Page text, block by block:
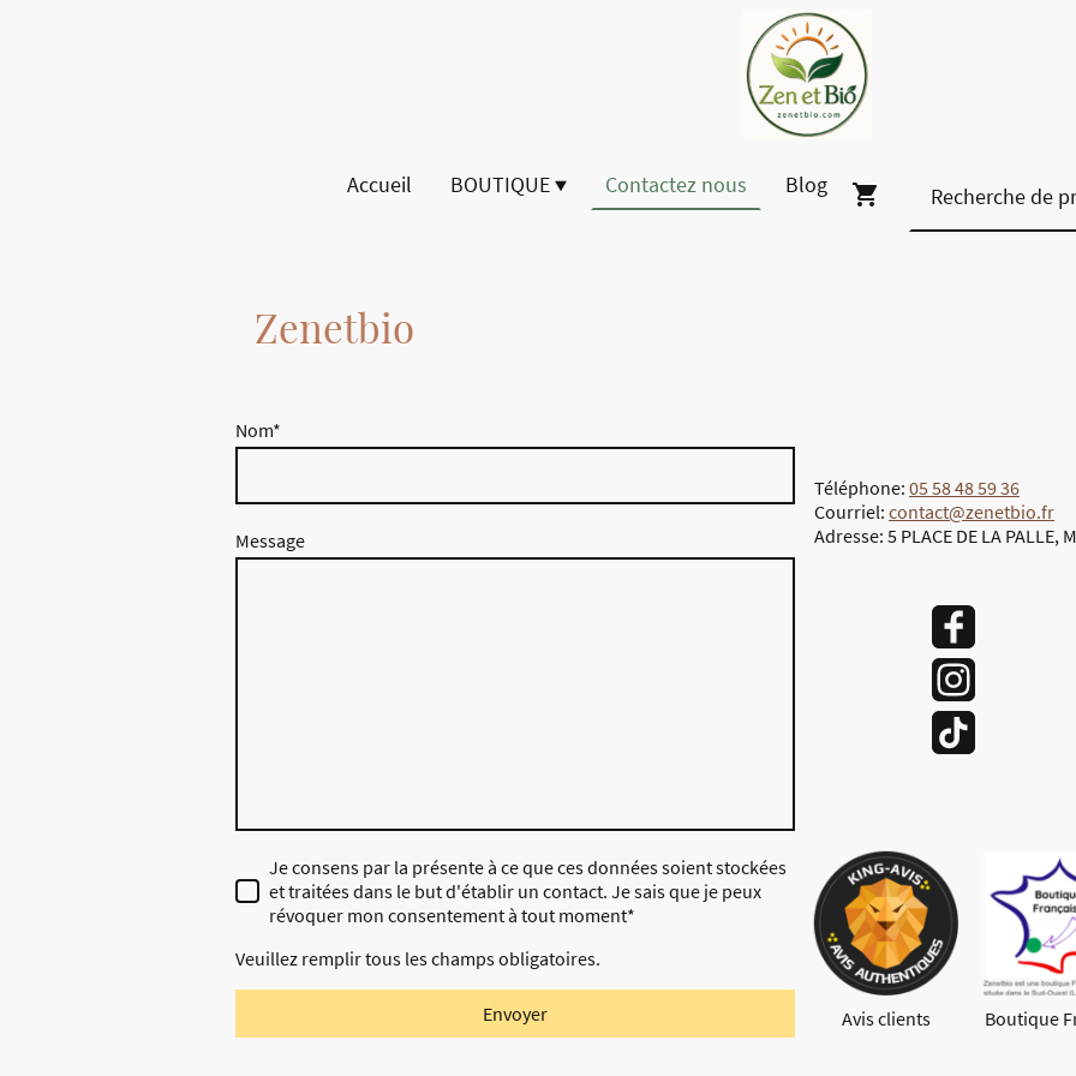
Accueil BOUTIQUE Contactez nous Blog
Zenetbio
Nom*
Message
Je consens par la présente à ce que ces données soient stockées
et traitées dans le but d'établir un contact. Je sais que je peux
révoquer mon consentement à tout moment*
Veuillez remplir tous les champs obligatoires.
Envoyer
Téléphone: 05 58 48 59 36
Courriel: contact@zenetbio.fr
Adresse: 5 PLACE DE LA PALLE,
Avis clients